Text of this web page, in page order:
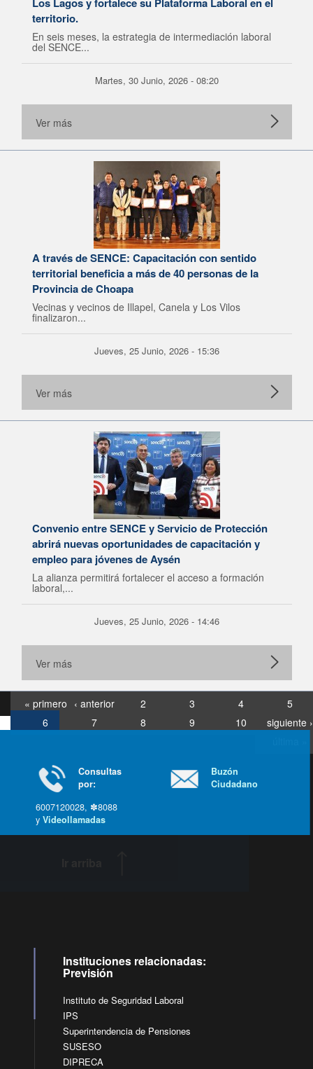
territorio.
En seis meses, la estrategia de intermediación laboral
del SENCE...
Martes, 30 Junio, 2026 - 08:20
Ver más
A través de SENCE: Capacitación con sentido
territorial beneficia a más de 40 personas de la
Provincia de Choapa
Vecinas y vecinos de Illapel, Canela y Los Vilos
finalizaron...
Jueves, 25 Junio, 2026 - 15:36
Ver más
Convenio entre SENCE y Servicio de Protección
abrirá nuevas oportunidades de capacitación y
empleo para jóvenes de Aysén
La alianza permitirá fortalecer el acceso a formación
laboral,...
Jueves, 25 Junio, 2026 - 14:46
Ver más
« primero ‹ anterior 2 3 4
5
6
7 8 9 10
siguiente ›
Consultas
por:
6007120028, ✽8088
yVideollamadas
Buzón
Ciudadano
Instituciones relacionadas:
Previsión
Instituto de Seguridad Laboral
IPS
Superintendencia de Pensiones
SUSESO
DIPRECA